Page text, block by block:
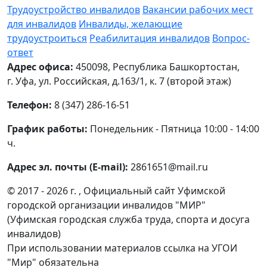
Трудоустройство инвалидов Вакансии рабочих мест
для инвалидов Инвалиды, желающие
трудоустроиться Реабилитация инвалидов Вопрос-
ответ
Адрес офиса: 450098, Республика Башкортостан,
г. Уфа, ул. Российская, д.163/1, к. 7 (второй этаж)
Телефон: 8 (347) 286-16-51
График работы: Понедельник - Пятница 10:00 - 14:00
ч.
Адрес эл. почты (E-mail): 2861651@mail.ru
© 2017 - 2026 г. , Официальный сайт Уфимской
городской организации инвалидов "МИР"
(Уфимская городская служба труда, спорта и досуга
инвалидов)
При использовании материалов ссылка на УГОИ
"Мир" обязательна